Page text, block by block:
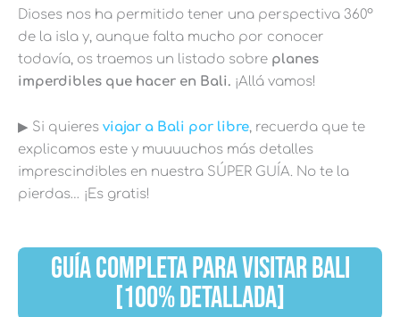
Dioses nos ha permitido tener una perspectiva 360º
de la isla y, aunque falta mucho por conocer
todavía, os traemos un listado sobre planes
imperdibles que hacer en Bali. ¡Allá vamos!
▶︎ Si quieres viajar a Bali por libre, recuerda que te
explicamos este y muuuuchos más detalles
imprescindibles en nuestra SÚPER GUÍA. No te la
pierdas… ¡Es gratis!
GUÍA COMPLETA PARA VISITAR BALI
[100% DETALLADA]